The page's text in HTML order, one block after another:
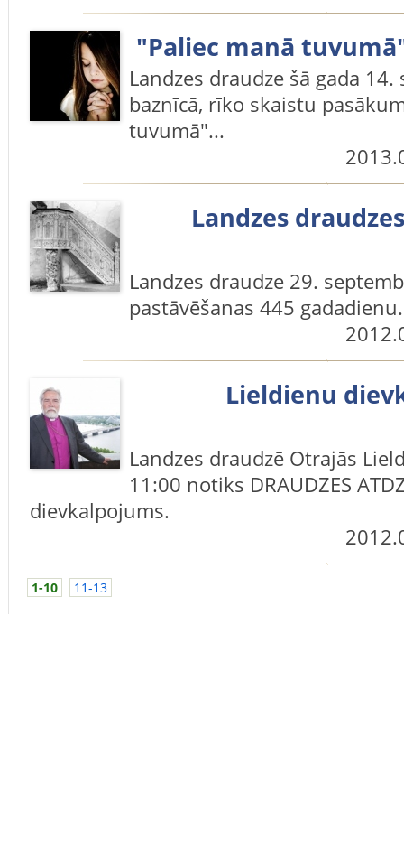
"Paliec manā
Landzes draudze šā gada
baznīcā, rīko skaistu
tuvumā"...
Landzes
Landzes draudze 29.
pastāvēšanas 445 gadadienu.
Lieldienu
Landzes draudzē Otrajās
11:00 notiks DRAUDZES
dievkalpojums.
1-10 11-13